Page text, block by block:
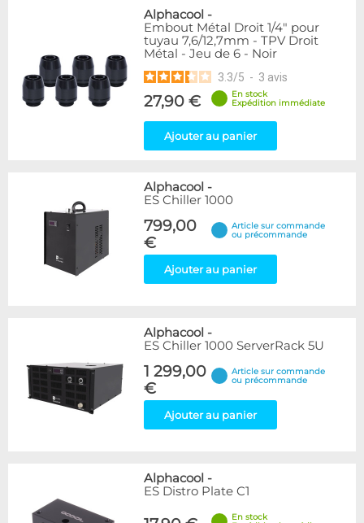
Alphacool -
Embout Métal Droit 1/4" pour
tuyau 7,6/12,7mm - TPV Droit
Métal - Jeu de 6 - Noir
3.3/5 - 3 avis
27,90 €
En stock
Expédition immédiate
Ajouter au panier
Alphacool -
ES Chiller 1000
799,00
€
Article sur commande
ou précommande
Ajouter au panier
Alphacool -
ES Chiller 1000 ServerRack 5U
1 299,00
€
Article sur commande
ou précommande
Ajouter au panier
Alphacool -
ES Distro Plate C1
En stock